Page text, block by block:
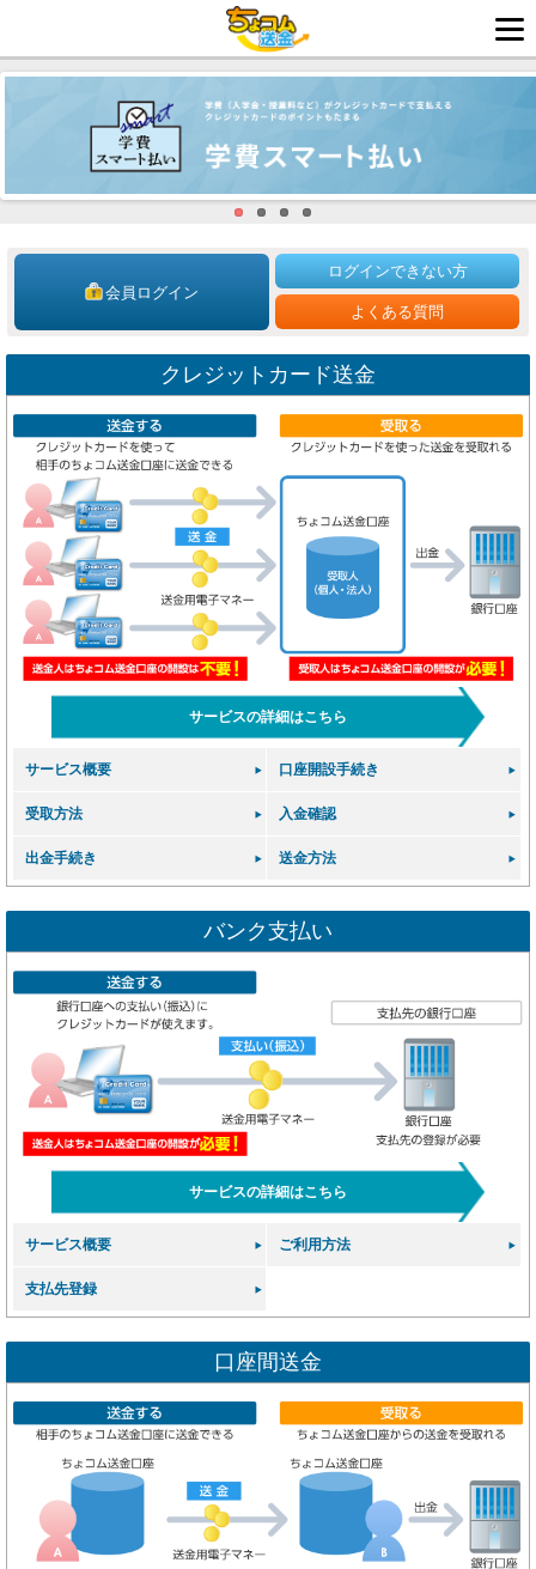
会員ログイン
ログインできない方
よくある質問
クレジットカード送金
サービスの詳細はこちら
サービス概要 口座開設手続き
受取方法 入金確認
出金手続き 送金方法
バンク支払い
サービスの詳細はこちら
サービス概要 ご利用方法
支払先登録
口座間送金